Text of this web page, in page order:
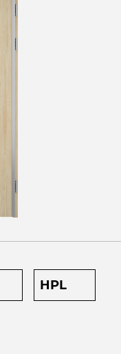
HPL